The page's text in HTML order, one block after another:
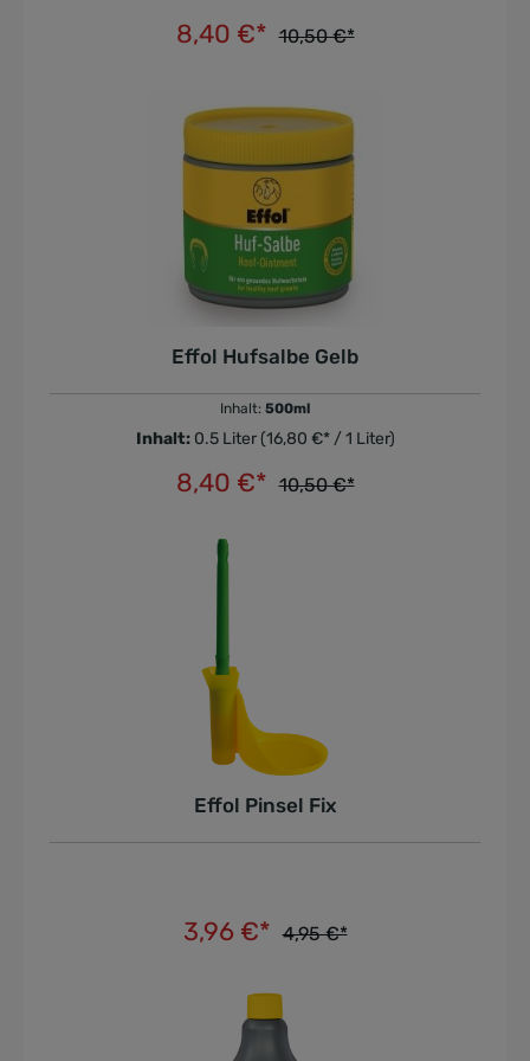
8,40 €* 10,50 €*
In den Warenkorb
Effol Hufsalbe Gelb
Inhalt: 500ml
Inhalt: 0.5 Liter (16,80 €* / 1 Liter)
8,40 €* 10,50 €*
In den Warenkorb
Effol Pinsel Fix
3,96 €* 4,95 €*
In den Warenkorb